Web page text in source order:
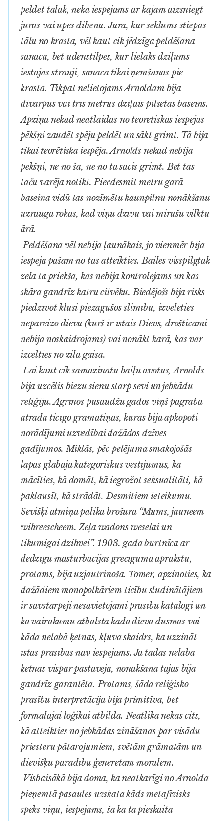
peldēt tālāk, nekā iespējams ar kājām aizsniegt
jūras vai upes dibenu. Jūrā, kur seklums stiepās
tālu no krasta, vēl kaut cik jēdzīga peldēšana
sanāca, bet ūdenstilpēs, kur lielāks dziļums
iestājas strauji, sanāca tikai ņemšanās pie
krasta. Tikpat nelietojams Arnoldam bija
divarpus vai trīs metrus dziļais pilsētas baseins.
Apziņa nekad neatlaidās no teorētiskās iespējas
pēkšņi zaudēt spēju peldēt un sākt grimt. Tā bija
tikai teorētiska iespēja. Arnolds nekad nebija
pēkšņi, ne no šā, ne no tā sācis grimt. Bet tas
taču varēja notikt. Piecdesmit metru garā
baseina vidū tas nozīmētu kaunpilnu nonākšanu
uzrauga rokās, kad viņu dzīvu vai mirušu vilktu
ārā.
Peldēšana vēl nebija ļaunākais, jo vienmēr bija
iespēja pašam no tās atteikties. Bailes visspilgtāk
zēla tā priekšā, kas nebija kontrolējams un kas
skāra gandrīz katru cilvēku. Biedējošs bija risks
piedzīvot klusi piezagušos slimību, izvēlēties
nepareizo dievu (kurš ir īstais Dievs, drošticami
nebija noskaidrojams) vai nonākt karā, kas var
izcelties no zila gaisa.
Lai kaut cik samazinātu baiļu avotus, Arnolds
bija uzcēlis biezu sienu starp sevi un jebkādu
reliģiju. Agrīnos pusaudžu gados viņš pagrabā
atrada ticīgo grāmatiņas, kurās bija apkopoti
norādījumi uzvedībai dažādos dzīves
gadījumos. Miklās, pēc pelējuma smakojošās
lapas glabāja kategoriskus vēstījumus, kā
mācīties, kā domāt, kā iegrožot seksualitāti, kā
paklausīt, kā strādāt. Desmitiem ieteikumu.
Sevišķi atmiņā palika brošūra “Mums, jauneem
wihreescheem. Zeļa wadons weselai un
tikumigai dzihvei”. 1903. gada burtnīca ar
dedzīgu masturbācijas grēcīguma aprakstu,
protams, bija uzjautrinoša. Tomēr, apzinoties, ka
dažādiem monopolkāriem ticību sludinātājiem
ir savstarpēji nesavietojami prasību katalogi un
ka vairākumu atbalsta kāda dieva dusmas vai
kāda nelabā ķetnas, kļuva skaidrs, ka uzzināt
īstās prasības nav iespējams. Ja tādas nelabā
ķetnas vispār pastāvēja, nonākšana tajās bija
gandrīz garantēta. Protams, šāda reliģisko
prasību interpretācija bija primitīva, bet
formālajai loģikai atbilda. Neatlika nekas cits,
kā atteikties no jebkādas zināšanas par visādu
priesteru pātarojumiem, svētām grāmatām un
dievišķu parādību ģenerētām morālēm.
Visbaisākā bija doma, ka neatkarīgi no Arnolda
pieņemtā pasaules uzskata kāds metafizisks
spēks viņu, iespējams, šā kā tā pieskaita